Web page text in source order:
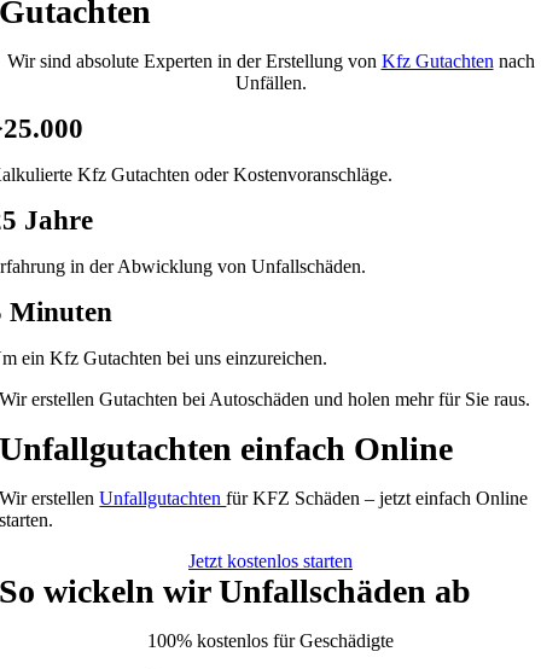
Gutachten
Wir sind absolute Experten in der Erstellung von Kfz Gutachten nach
Unfällen.
Kfz Gutachten oder Kostenvoranschläge.
Jahre
in der Abwicklung von Unfallschäden.
Minuten
ein Kfz Gutachten bei uns einzureichen.
Wir erstellen Gutachten bei Autoschäden und holen mehr für Sie raus.
Unfallgutachten einfach Online
Wir erstellenUnfallgutachtenfür KFZ Schäden – jetzt einfach Online
starten.
Jetzt kostenlos starten
So wickeln wir Unfallschäden ab
100% kostenlos für Geschädigte